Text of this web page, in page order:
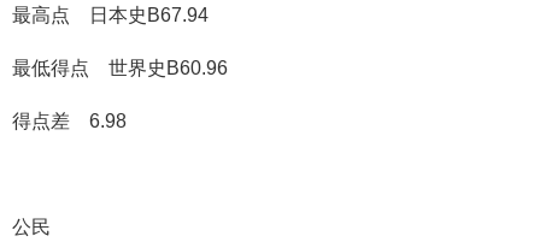
最高点 日本史B67.94
最低得点 世界史B60.96
得点差 6.98
公民